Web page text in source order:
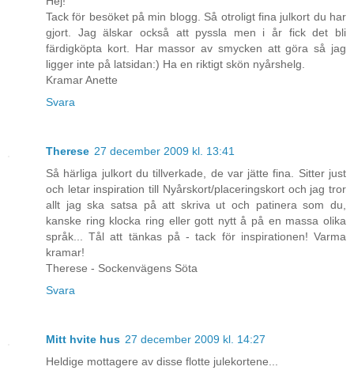
Tack för besöket på min blogg. Så otroligt fina julkort du har
gjort. Jag älskar också att pyssla men i år fick det bli
färdigköpta kort. Har massor av smycken att göra så jag
ligger inte på latsidan:) Ha en riktigt skön nyårshelg.
Kramar Anette
Svara
Therese 27 december 2009 kl. 13:41
Så härliga julkort du tillverkade, de var jätte fina. Sitter just
och letar inspiration till Nyårskort/placeringskort och jag tror
allt jag ska satsa på att skriva ut och patinera som du,
kanske ring klocka ring eller gott nytt å på en massa olika
språk... Tål att tänkas på - tack för inspirationen! Varma
kramar!
Therese - Sockenvägens Söta
Svara
Mitt hvite hus 27 december 2009 kl. 14:27
Heldige mottagere av disse flotte julekortene...